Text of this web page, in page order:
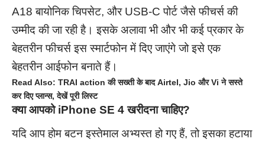
A18 बायोनिक चिपसेट, और USB-C पोर्ट जैसे फीचर्स की
उम्मीद की जा रही है। इसके अलावा भी और भी कई प्रकार के
बेहतरीन फीचर्स इस स्मार्टफोन में दिए जाएंगे जो इसे एक
बेहतरीन आईफोन बनाते हैं।
Read Also: TRAI action की सख्ती के बाद Airtel, Jio और Vi ने सस्ते
कर दिए प्लान्स, देखें पूरी लिस्ट
क्या आपको iPhone SE 4 खरीदना चाहिए?
यदि आप होम बटन इस्तेमाल अभ्यस्त हो गए हैं, तो इसका हटाया